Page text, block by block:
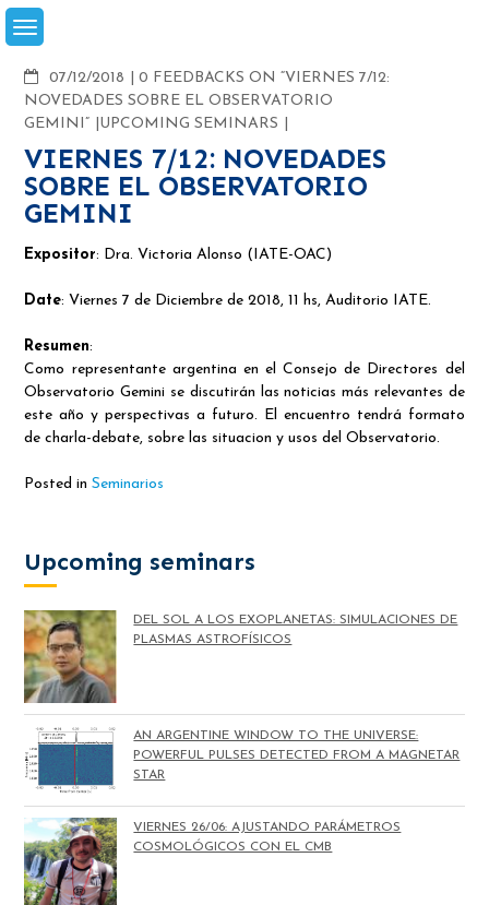
Skip
to
07/12/2018
COMMENTS
0 FEEDBACKS ON “VIERNES 7/12:
NOVEDADES SOBRE EL OBSERVATORIO
GEMINI”
UPCOMING SEMINARS
VIERNES 7/12: NOVEDADES
SOBRE EL OBSERVATORIO
GEMINI
Expositor: Dra. Victoria Alonso (IATE-OAC)
Date: Viernes 7 de Diciembre de 2018, 11 hs, Auditorio IATE.
Resumen:
Como representante argentina en el Consejo de Directores del
Observatorio Gemini se discutirán las noticias más relevantes de
este año y perspectivas a futuro. El encuentro tendrá formato
de charla-debate, sobre las situacion y usos del Observatorio.
Posted inSeminarios
Upcoming seminars
DEL SOL A LOS EXOPLANETAS: SIMULACIONES DE
PLASMAS ASTROFÍSICOS
AN ARGENTINE WINDOW TO THE UNIVERSE:
POWERFUL PULSES DETECTED FROM A MAGNETAR
STAR
VIERNES 26/06: AJUSTANDO PARÁMETROS
COSMOLÓGICOS CON EL CMB